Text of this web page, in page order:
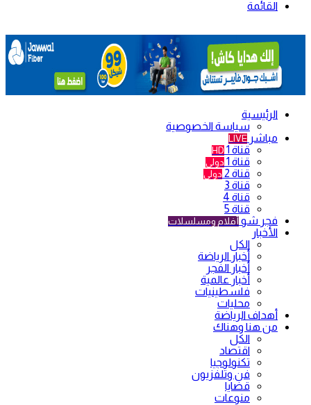
القائمة
الرئيسية
سياسة الخصوصية
مباشر LIVE
قناة 1 HD
قناة 1 دولي
قناة 2 دولي
قناة 3
قناة 4
قناة 5
فجر شو أفلام ومسلسلات
الأخبار
الكل
أخبار الرياضة
أخبار الفجر
أخبار عالمية
فلسطينيات
محليات
أهداف الرياضة
من هنا وهناك
الكل
اقتصاد
تكنولوجيا
فن وتلفزيون
قضايا
منوعات